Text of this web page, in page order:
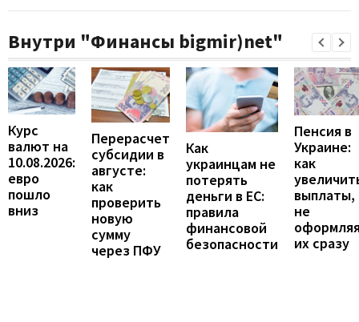
Внутри "Финансы bigmir)net"
Курс
валют на
10.08.2026:
евро
пошло
вниз
Перерасчет
субсидии в
августе:
как
проверить
новую
сумму
через ПФУ
Как
украинцам не
потерять
деньги в ЕС:
правила
финансовой
безопасности
Пенсия в
Украине:
как
выплаты,
не
их сразу